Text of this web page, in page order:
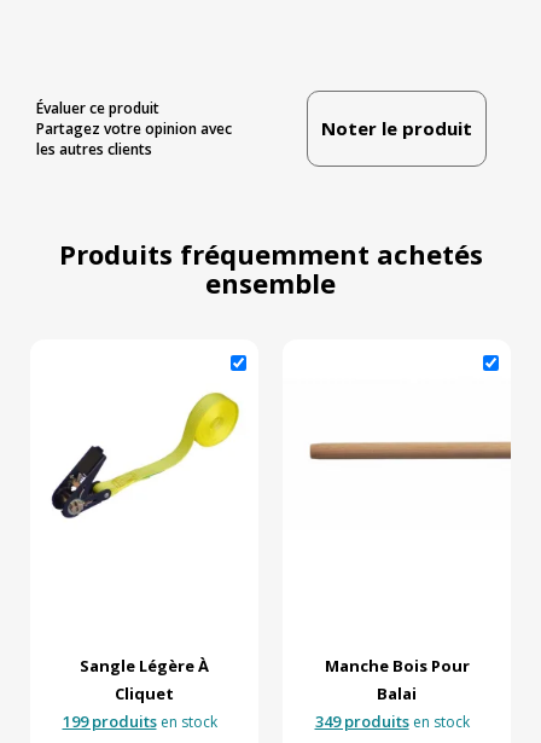
Évaluer ce produit
Partagez votre opinion avec
les autres clients
Noter le produit
Produits fréquemment achetés
ensemble
Sangle Légère À
Cliquet
199 produitsen stock
Manche Bois Pour
Balai
349 produitsen stock